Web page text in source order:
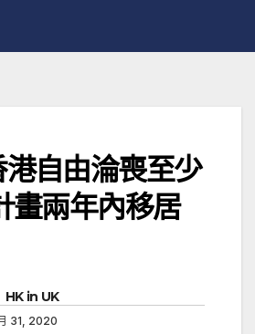
自由淪喪至少
畫兩年內移居
HK in UK
31, 2020